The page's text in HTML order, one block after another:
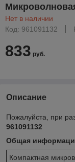
Нет в наличии
Код: 961091132
833 руб.
Описание
Пожалуйста, при
961091132
Общая
Компактная